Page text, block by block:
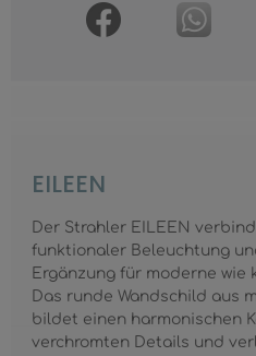
EILEEN
Der Strahler EILEEN
funktionaler Beleuchtung
Ergänzung für moderne wie
Das runde Wandschild aus
bildet einen harmonischen
verchromten Details und